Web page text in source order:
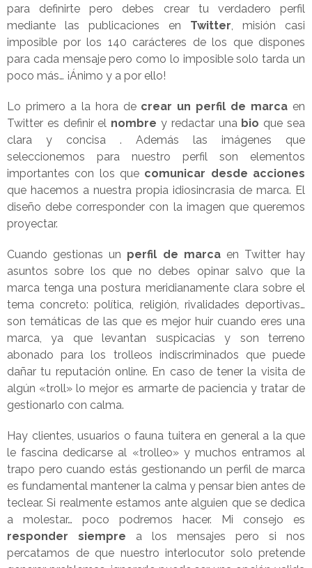
para definirte pero debes crear tu verdadero perfil
mediante las publicaciones en Twitter, misión casi
imposible por los 140 carácteres de los que dispones
para cada mensaje pero como lo imposible solo tarda un
poco más… ¡Ánimo y a por ello!
Lo primero a la hora de crear un perfil de marca en
Twitter es definir el nombre y redactar una bio que sea
clara y concisa . Además las imágenes que
seleccionemos para nuestro perfil son elementos
importantes con los que comunicar desde acciones
que hacemos a nuestra propia idiosincrasia de marca. El
diseño debe corresponder con la imagen que queremos
proyectar.
Cuando gestionas un perfil de marcaen Twitter hay
asuntos sobre los que no debes opinar salvo que la
marca tenga una postura meridianamente clara sobre el
tema concreto: política, religión, rivalidades deportivas…
son temáticas de las que es mejor huir cuando eres una
marca, ya que levantan suspicacias y son terreno
abonado para los trolleos indiscriminados que puede
dañar tu reputación online. En caso de tener la visita de
algún «troll» lo mejor es armarte de paciencia y tratar de
gestionarlo con calma.
Hay clientes, usuarios o fauna tuitera en general a la que
le fascina dedicarse al «trolleo» y muchos entramos al
trapo pero cuando estás gestionando un perfil de marca
es fundamental mantener la calma y pensar bien antes de
teclear. Si realmente estamos ante alguien que se dedica
a molestar… poco podremos hacer. Mi consejo es
responder siempre a los mensajes pero si nos
percatamos de que nuestro interlocutor solo pretende